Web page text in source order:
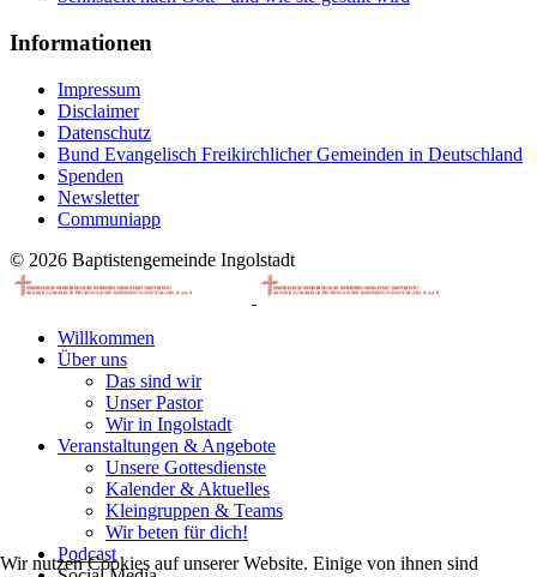
Informationen
Impressum
Disclaimer
Datenschutz
Bund Evangelisch Freikirchlicher Gemeinden in Deutschland
Spenden
Newsletter
Communiapp
© 2026 Baptistengemeinde Ingolstadt
Willkommen
Über uns
Das sind wir
Unser Pastor
Wir in Ingolstadt
Veranstaltungen & Angebote
Unsere Gottesdienste
Kalender & Aktuelles
Kleingruppen & Teams
Wir beten für dich!
Podcast
Wir nutzen Cookies auf unserer Website. Einige von ihnen sind